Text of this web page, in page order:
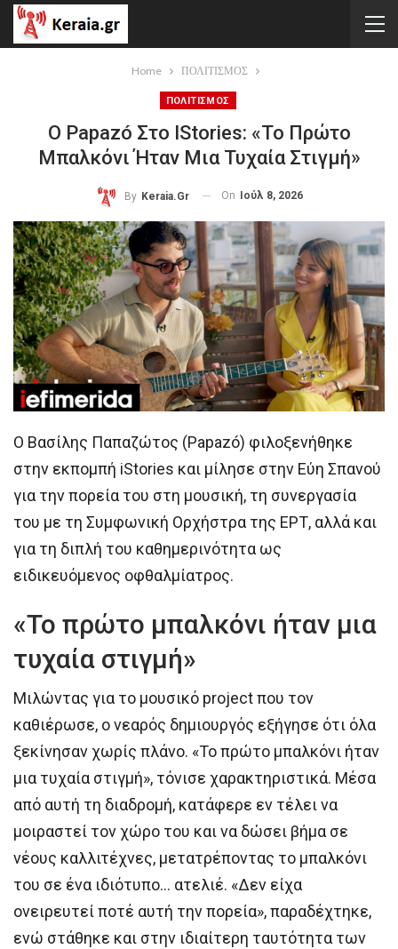
Home ΠΟΛΙΤΙΣΜΟΣ
ΠΟΛΙΤΙΣΜΟΣ
Ο Papazó Στο IStories: «Το Πρώτο
Μπαλκόνι Ήταν Μια Τυχαία Στιγμή»
By Keraia.gr On Ιούλ 8, 2026
Ο Βασίλης Παπαζώτος (Papazó) φιλοξενήθηκε
στην εκπομπή iStories και μίλησε στην Εύη Σπανού
για την πορεία του στη μουσική, τη συνεργασία
του με τη Συμφωνική Ορχήστρα της ΕΡΤ, αλλά και
για τη διπλή του καθημερινότητα ως
ειδικευόμενος οφθαλμίατρος.
«Το πρώτο μπαλκόνι ήταν μια
τυχαία στιγμή»
Μιλώντας για το μουσικό project που τον
καθιέρωσε, ο νεαρός δημιουργός εξήγησε ότι όλα
ξεκίνησαν χωρίς πλάνο. «Το πρώτο μπαλκόνι ήταν
μια τυχαία στιγμή», τόνισε χαρακτηριστικά. Μέσα
από αυτή τη διαδρομή, κατάφερε εν τέλει να
μοιραστεί τον χώρο του και να δώσει βήμα σε
νέους καλλιτέχνες, μετατρέποντας το μπαλκόνι
του σε ένα ιδιότυπο… ατελιέ. «Δεν είχα
ονειρευτεί ποτέ αυτή την πορεία», παραδέχτηκε,
ενώ στάθηκε και στην ιδιαίτερη ταυτότητα των